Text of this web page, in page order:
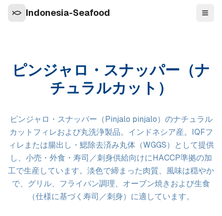
Indonesia-Seafood ナビ
ピンジャロ・スナッパー（ナ
チュラルカット）
ピンジャロ・スナッパー（Pinjalo pinjalo）のナチュラル
カットフィレおよび丸洗浄製品。インドネシア産。IQFフ
ィレまたは腸出し・鰓除去済み丸体（WGGS）として提供
し、小売・外食・寿司／刺身供給向けにHACCP準拠の加
工で生産しています。淡色で締まった肉質、風味は穏やか
で、グリル、フライパン調理、オーブン焼きおよび生食
（仕様に基づく寿司／刺身）に適しています。